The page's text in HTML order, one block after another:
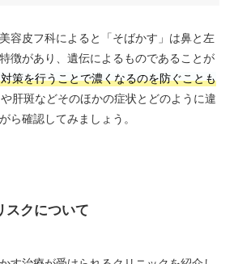
容皮フ科によると「そばかす」は鼻と左
徴があり、遺伝によるものであることが
策を行うことで濃くなるのを防ぐことも
肝斑などそのほかの症状とどのように違
ら確認してみましょう。
スクについて